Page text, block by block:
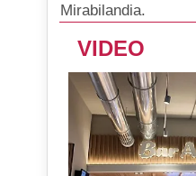
Mirabilandia.
VIDEO